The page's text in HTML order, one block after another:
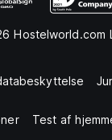
Hostelworld.com
Test af